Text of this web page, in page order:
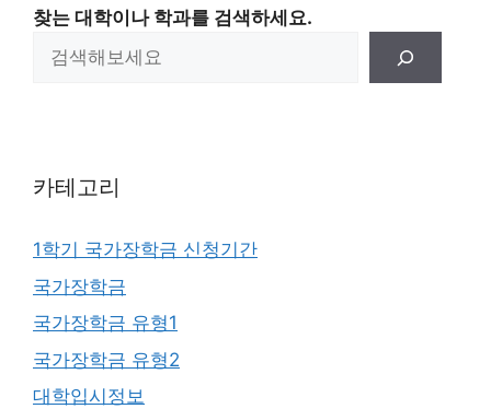
찾는 대학이나 학과를 검색하세요.
카테고리
1학기 국가장학금 신청기간
국가장학금
국가장학금 유형1
국가장학금 유형2
대학입시정보